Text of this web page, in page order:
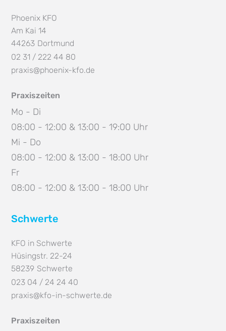
Phoenix KFO
Am Kai 14
44263 Dortmund
02 31 / 222 44 80
praxis@phoenix-kfo.de
Praxiszeiten
Mo - Di
08:00 - 12:00 & 13:00 - 19:00 Uhr
Mi - Do
08:00 - 12:00 & 13:00 - 18:00 Uhr
Fr
08:00 - 12:00 & 13:00 - 18:00 Uhr
Schwerte
KFO in Schwerte
Hüsingstr. 22-24
58239 Schwerte
023 04 / 24 24 40
praxis@kfo-in-schwerte.de
Praxiszeiten